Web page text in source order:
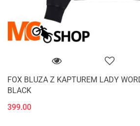
FOX BLUZA Z KAPTUREM LADY
BLACK
399.00